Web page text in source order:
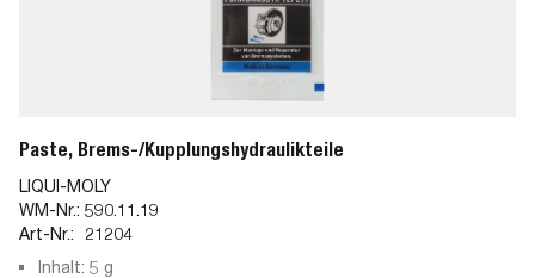
Paste, Brems-/Kupplungshydraulikteile
LIQUI-MOLY
WM-Nr.: 590.11.19
Art-Nr.:
21204
Inhalt: 5 g